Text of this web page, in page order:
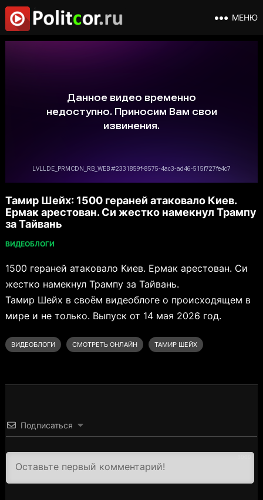
МЕНЮ
Тамир Шейх: 1500 гераней атаковало Киев.
Ермак арестован. Си жестко намекнул Трампу
за Тайвань
ВИДЕОБЛОГИ
1500 гераней атаковало Киев. Ермак арестован. Си
жестко намекнул Трампу за Тайвань.
Тамир Шейх в своём видеоблоге о происходящем в
мире и не только. Выпуск от 14 мая 2026 год.
ВИДЕОБЛОГИ СМОТРЕТЬ ОНЛАЙН ТАМИР ШЕЙХ
Подписаться